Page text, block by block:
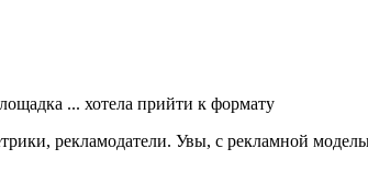
... хотела прийти к формату
рекламодатели. Увы, с рекламной